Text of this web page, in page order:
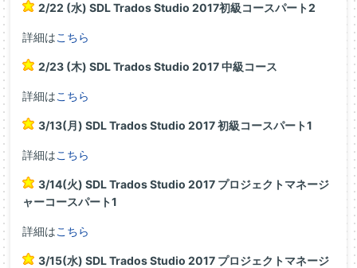
2/22 (水) SDL Trados Studio 2017初級コースパート2
詳細はこちら
2/23 (木) SDL Trados Studio 2017 中級コース
詳細はこちら
3/13(月) SDL Trados Studio 2017 初級コースパート1
詳細はこちら
3/14(火) SDL Trados Studio 2017 プロジェクトマネージ
ャーコースパート1
詳細はこちら
3/15(水) SDL Trados Studio 2017 プロジェクトマネージ